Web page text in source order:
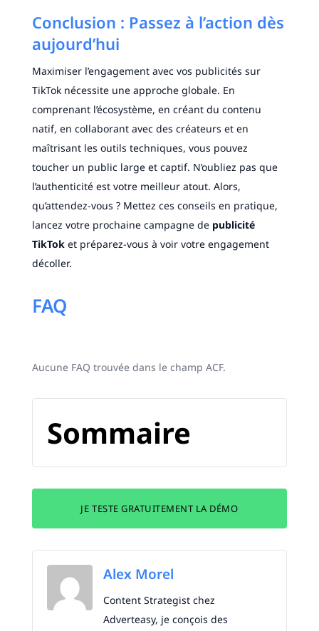
Conclusion : Passez à l’action dès
aujourd’hui
Maximiser l’engagement avec vos publicités sur
TikTok nécessite une approche globale. En
comprenant l’écosystème, en créant du contenu
natif, en collaborant avec des créateurs et en
maîtrisant les outils techniques, vous pouvez
toucher un public large et captif. N’oubliez pas que
l’authenticité est votre meilleur atout. Alors,
qu’attendez-vous ? Mettez ces conseils en pratique,
lancez votre prochaine campagne de publicité
TikToket préparez-vous à voir votre engagement
décoller.
FAQ
Aucune FAQ trouvée dans le champ ACF.
Sommaire
JE TESTE GRATUITEMENT LA DÉMO
Alex Morel
Content Strategist chez
Adverteasy, je conçois des